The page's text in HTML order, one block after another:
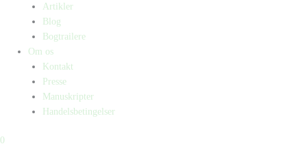
Artikler
Blog
Bogtrailere
Om os
Kontakt
Presse
Manuskripter
Handelsbetingelser
0